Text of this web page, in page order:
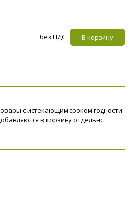
без НДС В корзину
с истекающим сроком годности
в корзину отдельно